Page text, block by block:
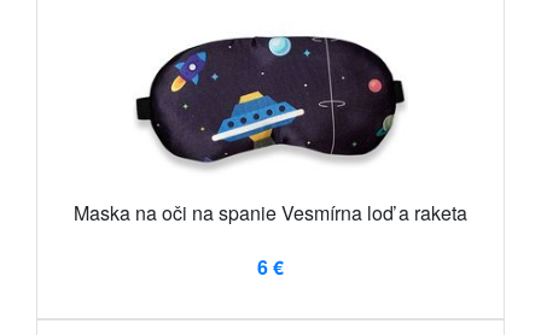
Maska na oči na spanie Vesmírna loď a raketa
6 €